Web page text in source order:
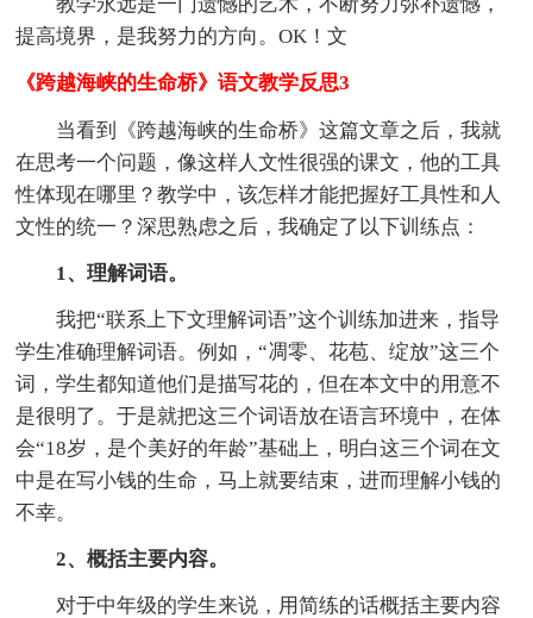
提高境界，是我努力的方向。OK！文
《跨越海峡的生命桥》语文教学反思3
当看到《跨越海峡的生命桥》这篇文章之后，我就
在思考一个问题，像这样人文性很强的课文，他的工具
性体现在哪里？教学中，该怎样才能把握好工具性和人
文性的统一？深思熟虑之后，我确定了以下训练点：
1、理解词语。
我把“联系上下文理解词语”这个训练加进来，指导
学生准确理解词语。例如，“凋零、花苞、绽放”这三个
词，学生都知道他们是描写花的，但在本文中的用意不
是很明了。于是就把这三个词语放在语言环境中，在体
会“18岁，是个美好的年龄”基础上，明白这三个词在文
中是在写小钱的生命，马上就要结束，进而理解小钱的
不幸。
2、概括主要内容。
对于中年级的学生来说，用简练的话概括主要内容